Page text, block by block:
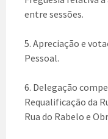
entre sessões.
5. Apreciação e
Pessoal.
6. Delegação
Requalificação da
Rua do Rabelo e